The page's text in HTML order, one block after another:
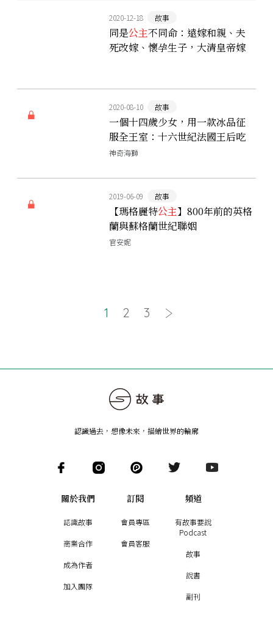
2020-12-18 故事
同是公主不同命：遠嫁和親、夫
死改嫁、懷孕生子，大清皇帝嫁
2020-08-10 故事
一個十四歲少女，用一款冰品征
服全王室：十六世紀法國王后吃
的冰，竟是這個味道！
神奇海獅
2019-06-09 故事
【瑪格麗特公主】800年前的英格
蘭與蘇格蘭世紀聯姻
官安妮
1 2 3
認識過去，想像未來 ， 描繪世界的輪廓
關於我們
認識故事
商業合作
成為作者
加入團隊
訂閱
會員專區
會員客服
頻道
有故事要說
Podcast
故事
說書
副刊